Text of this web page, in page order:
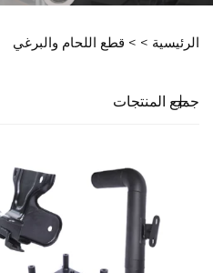
الرئيسية > > قطع اللحام والبرغي
جميع المنتجات